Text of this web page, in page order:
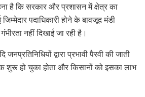
है कि सरकार और प्रशासन में क्षेत्र का
पदाधिकारी होने के बावजूद मंडी
नहीं दिखाई जा रही है।
द्वारा प्रभावी पैरवी की जाती
शुरू हो चुका होता और किसानों को इसका लाभ